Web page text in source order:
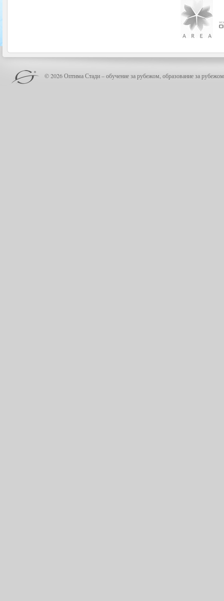
© 2026 Оптима Стади – обучение за рубежом, образование за